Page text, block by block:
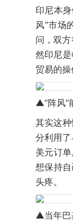
印尼本
风”市场
问，双
然印尼
贸易的操
▲“阵风”
其实这
分利用
美元订
想保持
头疼。
▲当年巴